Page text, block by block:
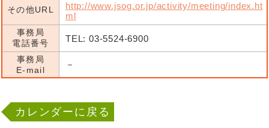
その他URL
http://www.jsog.or.jp/activity/meeting/index.ht
ml
事務局
電話番号
TEL: 03-5524-6900
事務局
E-mail
－
カレンダーに戻る